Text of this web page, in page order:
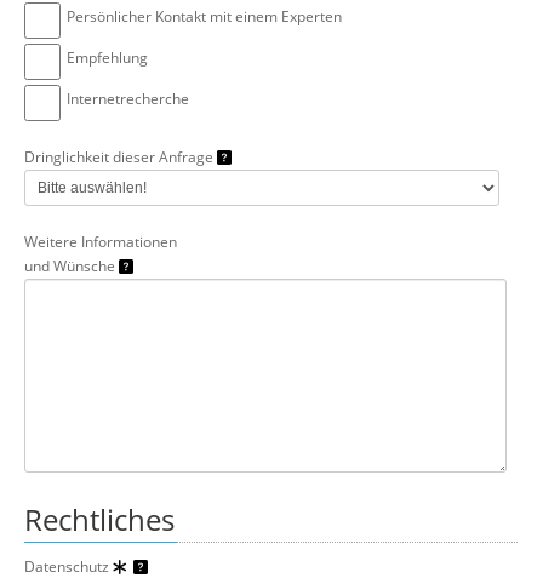
Persönlicher Kontakt mit einem Experten
Empfehlung
Internetrecherche
Dringlichkeit dieser Anfrage
Weitere Informationen
und Wünsche
Rechtliches
Datenschutz